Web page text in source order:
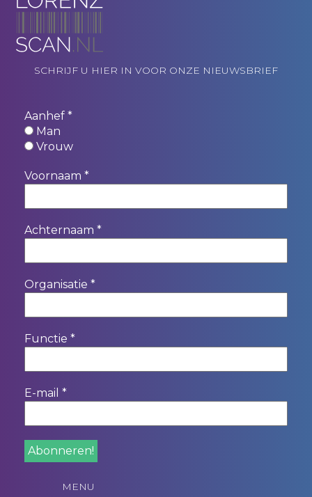
SCHRIJF U HIER IN VOOR ONZE NIEUWSBRIEF
Aanhef *
Man
Vrouw
Voornaam *
Achternaam *
Organisatie *
Functie *
E-mail *
MENU